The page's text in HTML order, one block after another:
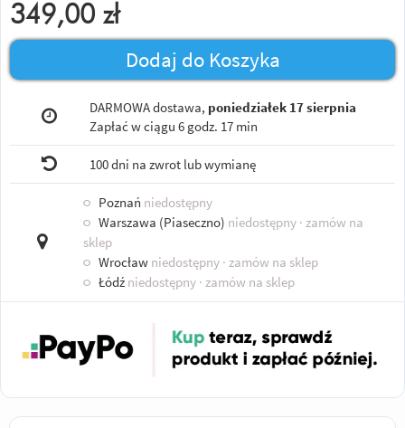
349,00 zł
Dodaj do Koszyka
DARMOWA dostawa, poniedziałek 17 sierpnia
Zapłać w ciągu 6 godz. 17 min
100 dni na zwrot lub wymianę
○ Poznań niedostępny
○ Warszawa (Piaseczno) niedostępny · zamów na
sklep
○ Wrocław niedostępny · zamów na sklep
○ Łódź niedostępny · zamów na sklep